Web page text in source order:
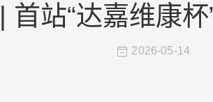
首站“达嘉维康
2026-05-14